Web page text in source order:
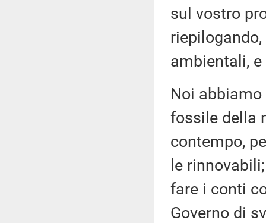
sul vostro
ambientali,
Noi
fossile della
contempo,
le
fare i conti
Governo di